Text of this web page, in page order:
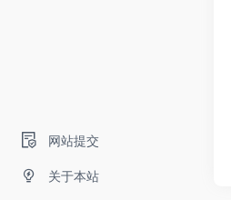
网站提交
关于本站